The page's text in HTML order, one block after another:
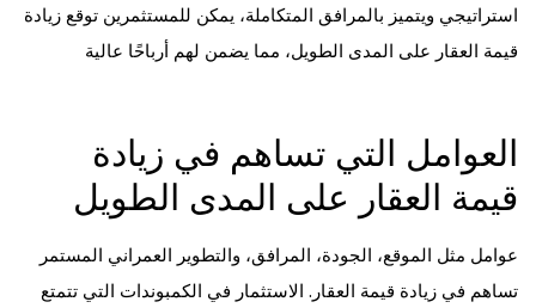
استراتيجي ويتميز بالمرافق المتكاملة، يمكن للمستثمرين توقع زيادة
قيمة العقار على المدى الطويل، مما يضمن لهم أرباحًا عالية
العوامل التي تساهم في زيادة
قيمة العقار على المدى الطويل
عوامل مثل الموقع، الجودة، المرافق، والتطوير العمراني المستمر
تساهم في زيادة قيمة العقار. الاستثمار في الكمبوندات التي تتمتع